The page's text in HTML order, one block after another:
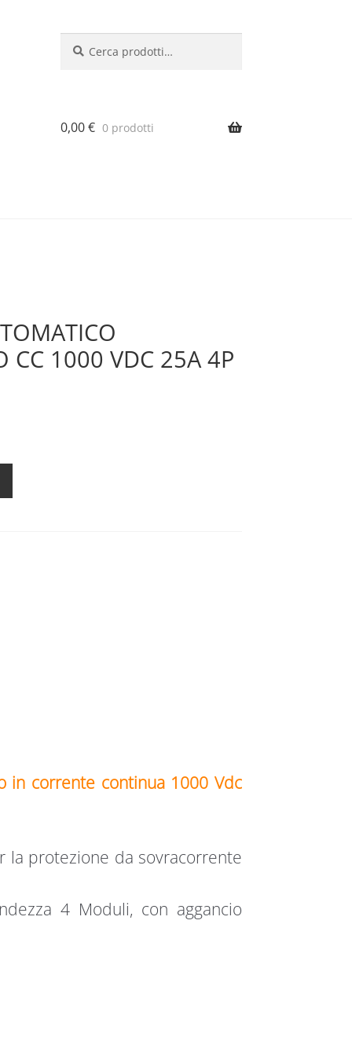
0,00€ 0 prodotti
CC 1000 VDC 25A 4P
in corrente continua 1000 Vdc
protezione da sovracorrente
4 Moduli, con aggancio